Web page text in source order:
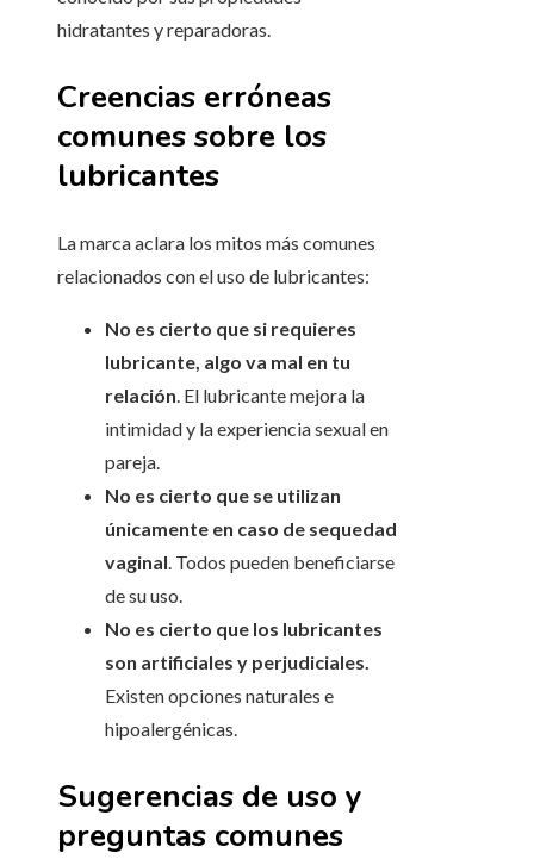
hidratantes y reparadoras.
Creencias erróneas
comunes sobre los
lubricantes
La marca aclara los mitos más comunes
relacionados con el uso de lubricantes:
No es cierto que si requieres
lubricante, algo va mal en tu
relación. El lubricante mejora la
intimidad y la experiencia sexual en
pareja.
No es cierto que se utilizan
únicamente en caso de sequedad
vaginal. Todos pueden beneficiarse
de su uso.
No es cierto que los lubricantes
son artificiales y perjudiciales.
Existen opciones naturales e
hipoalergénicas.
Sugerencias de uso y
preguntas comunes